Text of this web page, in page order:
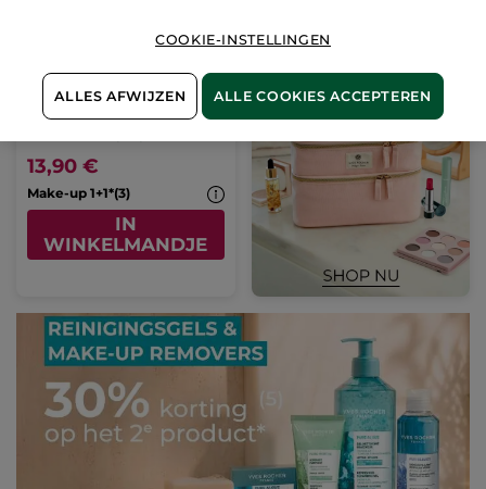
Olie-elixir
Miniflacon
13,90 €
Make-up 1+1*(3)
IN
WINKELMANDJE
COOKIE-INSTELLINGEN
ALLES AFWIJZEN ALLE COOKIES ACCEPTEREN